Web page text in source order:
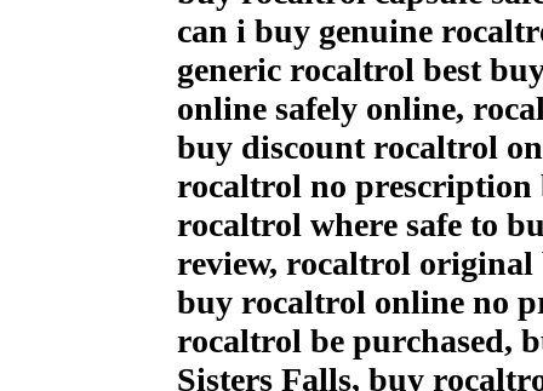
can i buy genuine
generic rocaltrol best
online safely online,
buy discount rocaltrol
rocaltrol no prescription
rocaltrol where safe to
review, rocaltrol
buy rocaltrol online no
rocaltrol be purchased,
Sisters Falls, buy